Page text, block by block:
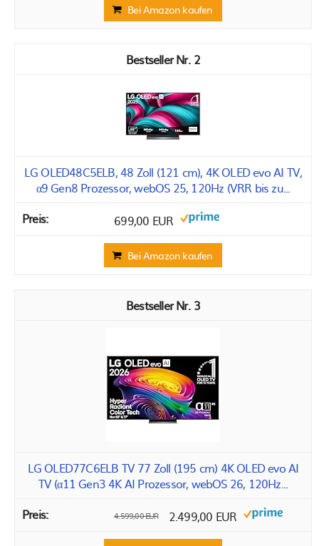
Bei Amazon kaufen
2
LG OLED48C5ELB, 48 Zoll (121 cm), 4K OLED evo AI TV,
α9 Gen8 Prozessor, webOS 25, 120Hz (VRR bis zu...
699,00 EUR
Bei Amazon kaufen
3
LG OLED77C6ELB TV 77 Zoll (195 cm) 4K OLED evo AI
TV (α11 Gen3 4K AI Prozessor, webOS 26, 120Hz...
4.599,00 EUR 2.499,00 EUR